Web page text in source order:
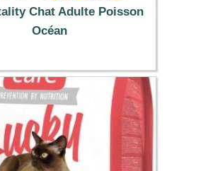
Chat Adulte Poisson
Océan
30.99 €